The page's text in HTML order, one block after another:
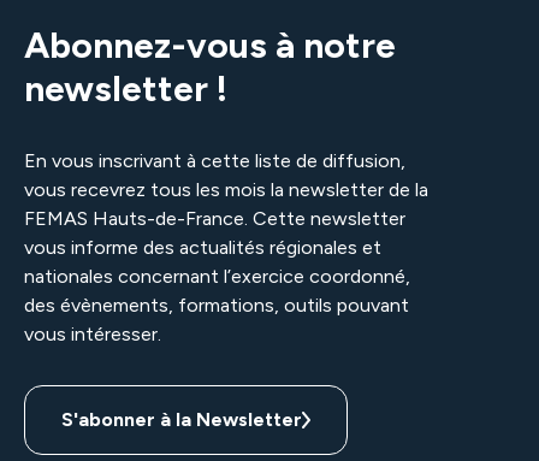
Mot de passe oublié ?
Abonnez-vous à notre
newsletter !
En vous inscrivant à cette liste de diffusion,
vous recevrez tous les mois la newsletter de la
FEMAS Hauts-de-France. Cette newsletter
vous informe des actualités régionales et
nationales concernant l’exercice coordonné,
des évènements, formations, outils pouvant
vous intéresser.
S'abonner à la Newsletter